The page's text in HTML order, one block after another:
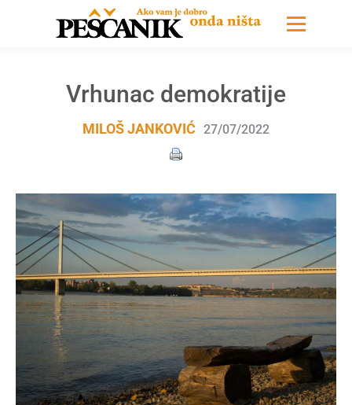
Vrhunac demokratije
MILOŠ JANKOVIĆ 27/07/2022